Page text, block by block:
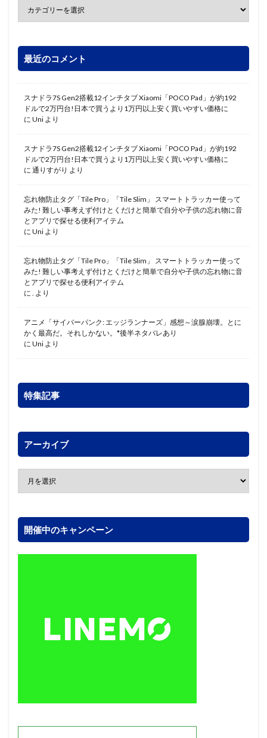
最近のコメント
スナドラ7S Gen2搭載12インチタブ Xiaomi「POCO Pad」が約192
ドルで2万円台!日本で買うより1万円以上安く買いやすい価格に
に Uni より
スナドラ7S Gen2搭載12インチタブ Xiaomi「POCO Pad」が約192
ドルで2万円台!日本で買うより1万円以上安く買いやすい価格に
に 通りすがり より
忘れ物防止タグ「Tile Pro」「Tile Slim」 スマートトラッカー使って
みた! 難しい事考えず付けとくだけと簡単で自分や子供の忘れ物に音
とアプリで探せる便利アイテム
に Uni より
忘れ物防止タグ「Tile Pro」「Tile Slim」 スマートトラッカー使って
みた! 難しい事考えず付けとくだけと簡単で自分や子供の忘れ物に音
とアプリで探せる便利アイテム
に
より
アニメ「サイバーパンク: エッジランナーズ」感想～涙腺崩壊。とに
かく最高だ。それしかない。*後半ネタバレあり
に Uni より
特集記事
アーカイブ
開催中のキャンペーン